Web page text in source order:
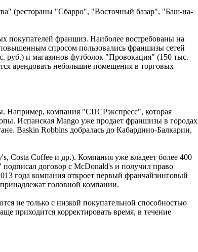
(рестораны "Сбарро", "Восточный базар", "Баш-на-
покупателей франшиз. Наиболее востребованы на
спросом пользовались франшизы сетей
руб.) и магазинов футболок "Провокация" (150 тыс.
арендовать небольшие помещения в торговых
Например, компания "СПСРэкспресс", которая
Испанская Mango уже продает франшизы в городах
Baskin Robbins добралась до Кабардино-Балкарии,
Coffee и др.). Компания уже владеет более 400
договор с McDonald's и получил право
года компания откроет первый франчайзинговый
головной компании.
не только с низкой покупательной способностью
приходится корректировать время, в течение